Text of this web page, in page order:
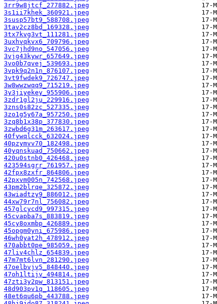
3rr9w8jtcf_277882.jpeg
3s1ii7khek_360921.jpeg
3susp57bt9_588708.jpeg
3tav2cz8bd_169328.jpeg
3tx7kvg3vt_111281.jpeg
3uxhvqkvx6_709796.jpeg
3vc7jhd9no_547056.jpeg
3vjg43kywr_657649.jpeg
3vo0b7qvej_539693.jpeg
3vpk9q2n1n_876107.jpeg
3vt9fwdek9_726747.jpeg
3w8wwzwqq9_715219.jpeg
3y3jiyekey_955906.jpeg
3zdr1gl2ju_229916.jpeg
3zns0s82zc_527335.jpeg
3zo1g5y67a_957250.jpeg
3zq8b1x38p_377830.jpeg
3zwbd6g31m_263617.jpeg
40fywqlcck_632024.jpeg
40pzymvv70_182498.jpeg
40yqnskuad_750662.jpeg
420u0stnb0_426468.jpeg
423594sgrr_761957.jpeg
42fpx8zxfr_864806.jpeg
42pxvm005n_742568.jpeg
43pm2blrqe_325872.jpeg
43wiadtzy9_886012.jpeg
44xw79r7nl_756082.jpeg
457glcycd9_997315.jpeg
45cvapba7s_883819.jpeg
45cy8oxmbp_426889.jpeg
45opgm0yni_675986.jpeg
46wh0yat2h_478912.jpeg
470abbt0pe_985059.jpeg
47liv4chlz_654839.jpeg
47m7mt6lvn_281290.jpeg
47oelbvjv5_848440.jpeg
47oh1ltijv_494814.jpeg
47zti3y2pw_813151.jpeg
48d903pv1q_118605.jpeg
48et6qu6pb_443788.jpeg